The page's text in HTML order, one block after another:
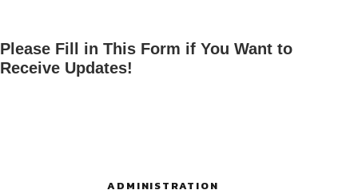
Please Fill in This Form if You Want to
Receive Updates!
ADMINISTRATION